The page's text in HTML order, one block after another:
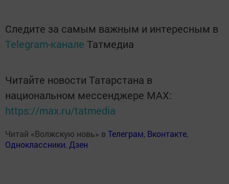
Следите за самым важным и интересным в
Telegram-канале Татмедиа
Читайте новости Татарстана в
национальном мессенджере MАХ:
https://max.ru/tatmedia
Читай «Волжскую новь» в Телеграм, Вконтакте,
Одноклассники, Дзен